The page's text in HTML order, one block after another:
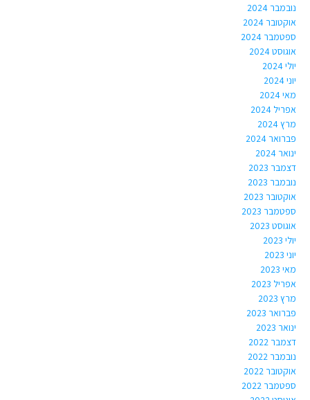
נובמבר 2024
אוקטובר 2024
ספטמבר 2024
אוגוסט 2024
יולי 2024
יוני 2024
מאי 2024
אפריל 2024
מרץ 2024
פברואר 2024
ינואר 2024
דצמבר 2023
נובמבר 2023
אוקטובר 2023
ספטמבר 2023
אוגוסט 2023
יולי 2023
יוני 2023
מאי 2023
אפריל 2023
מרץ 2023
פברואר 2023
ינואר 2023
דצמבר 2022
נובמבר 2022
אוקטובר 2022
ספטמבר 2022